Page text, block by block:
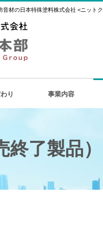
音材の日本特殊塗料株式会社 <ニット
り 事業内容
終了製品